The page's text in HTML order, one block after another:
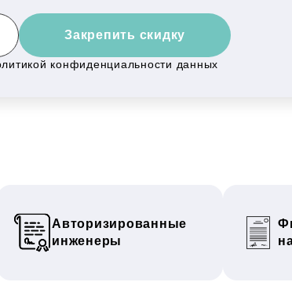
Закрепить скидку
конфиденциальности данных
Авторизированные
инженеры